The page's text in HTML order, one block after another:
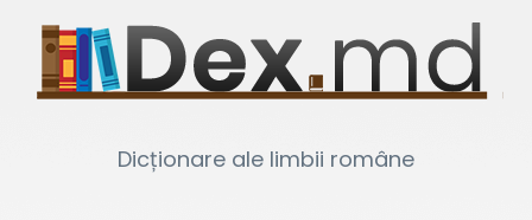
Dicționare ale limbii române